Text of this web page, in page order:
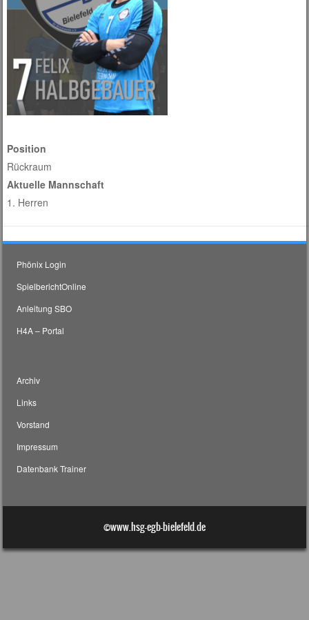
Position
Rückraum
Aktuelle Mannschaft
1. Herren
Phönix Login
SpielberichtOnline
Anleitung SBO
H4A – Portal
Archiv
Links
Vorstand
Impressum
Datenbank Trainer
©www.hsg-egb-bielefeld.de